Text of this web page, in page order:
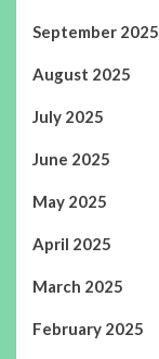
September 2025
August 2025
July 2025
June 2025
May 2025
April 2025
March 2025
February 2025